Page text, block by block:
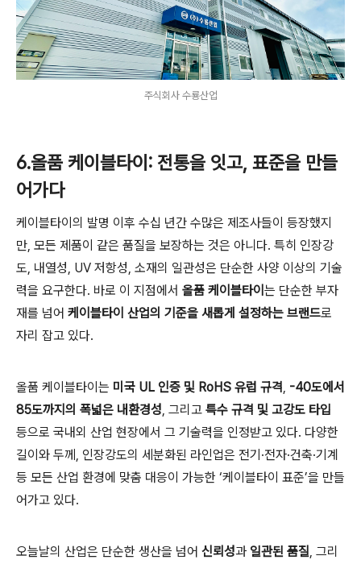
주식회사 수룡산업
6.올품 케이블타이: 전통을 잇고, 표준을 만들
어가다
케이블타이의 발명 이후 수십 년간 수많은 제조사들이 등장했지
만, 모든 제품이 같은 품질을 보장하는 것은 아니다. 특히 인장강
도, 내열성, UV 저항성, 소재의 일관성은 단순한 사양 이상의 기술
력을 요구한다. 바로 이 지점에서 올품 케이블타이 는 단순한 부자
재를 넘어 케이블타이 산업의 기준을 새롭게 설정하는 브랜드로
자리 잡고 있다.
올품 케이블타이는 미국 UL 인증 및 RoHS 유럽 규격, -40도에서
85도까지의 폭넓은 내환경성, 그리고 특수 규격 및 고강도 타입
등으로 국내외 산업 현장에서 그 기술력을 인정받고 있다. 다양한
길이와 두께, 인장강도의 세분화된 라인업은 전기·전자·건축·기계
등 모든 산업 환경에 맞춤 대응이 가능한 ‘케이블타이 표준’을 만들
어가고 있다.
오늘날의 산업은 단순한 생산을 넘어 신뢰성과 일관된 품질, 그리